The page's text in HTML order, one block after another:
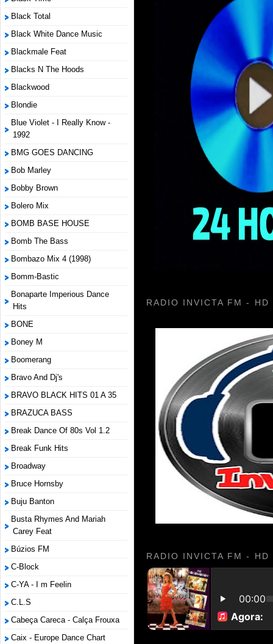
Black Total
Black White Dance Music
Blackmale Feat
Blacks N The Hoods
Blackwood
Blondie
Blue Violet - I Really Know -
1992
BMG GOES DANCING
Bob Marley
Bobby Brown
Bolero Mix
BOMB BASE HOUSE
Bomb The Bass
Bombazo Mix 4 (1998)
Bomm-Bastic
Bonaparte Imperious Dance
Hits
BONE
Boney M
Boomerang
Bravo And Dj's
BRAVO BLACK HITS 01 A 35
BRAZUCA BASS
Break Dance Of 80s Vol 1.2
Break Funk Hits
Broadway
Bruce Hornsby
Buju Banton
Busta Rhymes And Mariah
Carey Feat
Búzios FM
C-Block
C-YA - I m Feelin
C.L.S
Cabeça Careca - Calça Frouxa
Caix - Europe Dance Chart
RADIO INVICTA FM - HD
RADIO INVICTA FM - HD